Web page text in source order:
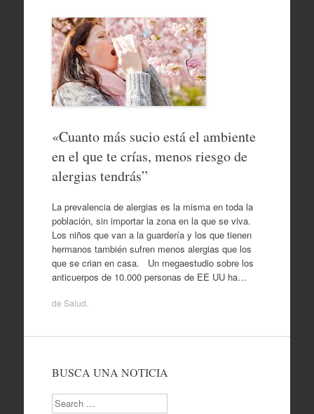
«Cuanto más sucio está el ambiente
en el que te crías, menos riesgo de
alergias tendrás”
La prevalencia de alergias es la misma en toda la
población, sin importar la zona en la que se viva.
Los niños que van a la guardería y los que tienen
hermanos también sufren menos alergias que los
que se crian en casa. Un megaestudio sobre los
anticuerpos de 10.000 personas de EE UU ha…
de Salud
BUSCA UNA NOTICIA
Search